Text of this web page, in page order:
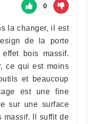
0
la changer, il est
de la porte
bois massif.
ce qui est moins
et beaucoup
est une fine
sur une surface
massif. Il suffit de